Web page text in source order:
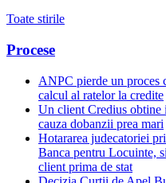
Toate stirile
Procese
ANPC pierde un proces
calcul al ratelor la credite
Un client Credius obtine
cauza dobanzii prea mari
Hotararea judecatoriei
Banca pentru Locuinte,
client prima de stat